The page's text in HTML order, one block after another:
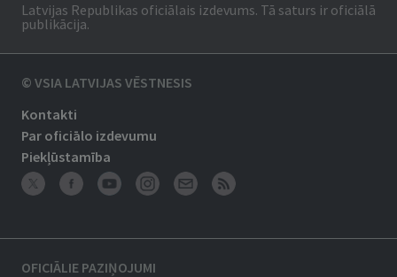
Latvijas Republikas oficiālais izdevums. Tā saturs ir oficiālā
publikācija.
© VSIA LATVIJAS VĒSTNESIS
Kontakti
Par oficiālo izdevumu
Piekļūstamība
OFICIĀLIE PAZIŅOJUMI